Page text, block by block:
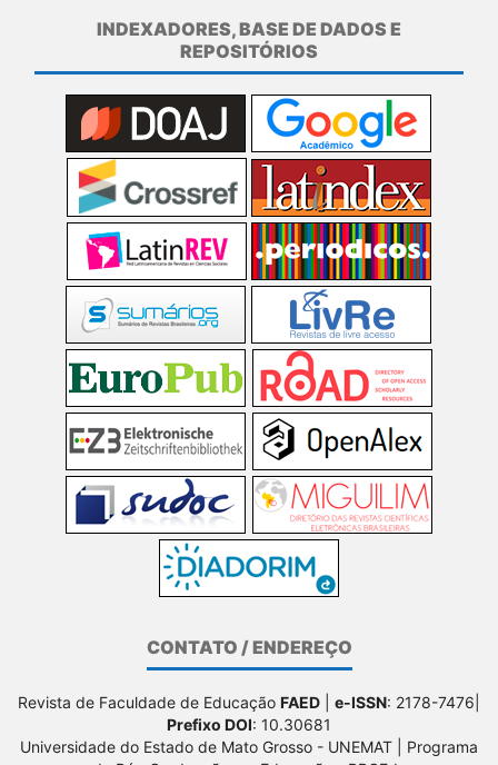
INDEXADORES, BASE DE DADOS E
REPOSITÓRIOS
CONTATO / ENDEREÇO
Revista de Faculdade de Educação FAED e-ISSN: 2178-7476|
Prefixo DOI: 10.30681
Universidade do Estado de Mato Grosso - UNEMAT | Programa